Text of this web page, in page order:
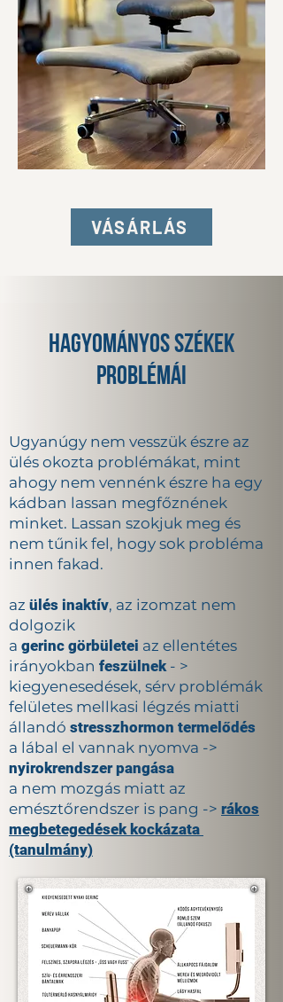
VÁSÁRLÁS
hagyományos székek
problémái
Ugyanúgy nem vesszük észre az
ülés okozta problémákat, mint
ahogy nem vennénk észre ha egy
kádban lassan megfőznének
minket. Lassan szokjuk meg és
nem tűnik fel, hogy sok probléma
innen fakad.
az ülés inaktív, az izomzat nem
dolgozik
a gerinc görbületei az ellentétes
irányokban feszülnek- >
kiegyenesedések, sérv problémák
felületes mellkasi légzés miatti
állandó stresszhormon termelődés
a lábal el vannak nyomva ->
nyirokrendszer pangása
a nem mozgás miatt az
emésztőrendszer is pang -> rákos
megbetegedések kockázata
(tanulmány)